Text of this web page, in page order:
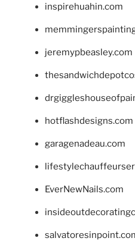
inspirehuahin.com
jeremypbeasley.com
hotflashdesigns.com
garagenadeau.com
EverNewNails.com